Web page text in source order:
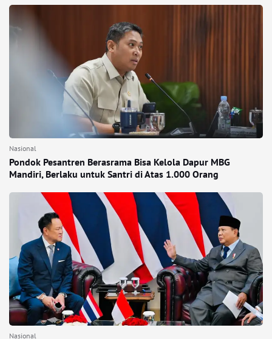
Nasional
Pondok Pesantren Berasrama Bisa Kelola Dapur MBG
Mandiri, Berlaku untuk Santri di Atas 1.000 Orang
Nasional